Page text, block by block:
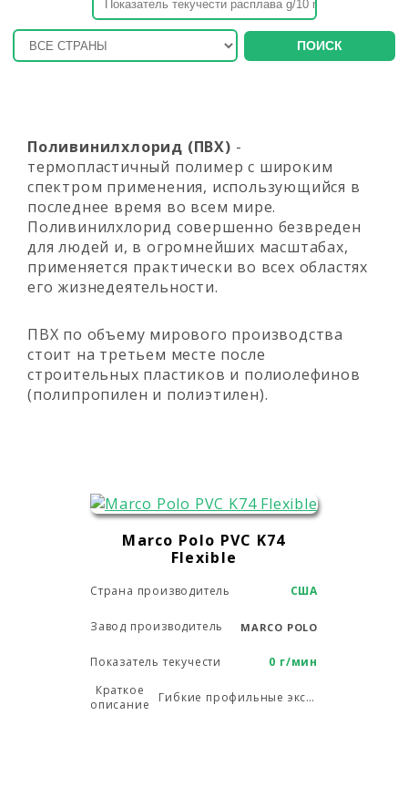
ПОИСК
Поливинилхлорид (ПВХ) -
термопластичный полимер с широким
спектром применения, использующийся в
последнее время во всем мире.
Поливинилхлорид совершенно безвреден
для людей и, в огромнейших масштабах,
применяется практически во всех областях
его жизнедеятельности.
ПВХ по объему мирового производства
стоит на третьем месте после
строительных пластиков и полиолефинов
(полипропилен и полиэтилен).
Marco Polo PVC K74
Flexible
Страна производитель США
Завод производитель MARCO POLO
Показатель текучести
0 г/мин
Краткое
описание
Гибкие профильные экструзионные приложения, футляры, кабельные, проводные и календарные приложения